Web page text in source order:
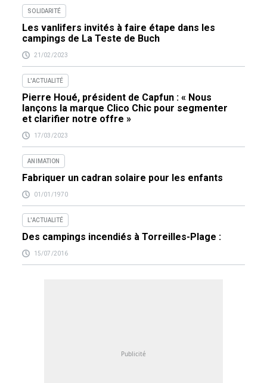
SOLIDARITÉ
Les vanlifers invités à faire étape dans les
campings de La Teste de Buch
21/02/2023
L'ACTUALITÉ
Pierre Houé, président de Capfun : « Nous
lançons la marque Clico Chic pour segmenter
et clarifier notre offre »
17/03/2023
ANIMATION
Fabriquer un cadran solaire pour les enfants
01/01/1970
L'ACTUALITÉ
Des campings incendiés à Torreilles-Plage :
15/07/2016